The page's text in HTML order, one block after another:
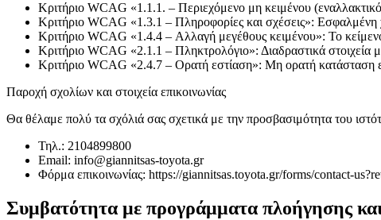
Κριτήριο WCAG «1.1.1. – Περιεχόμενο μη κειμένου
Κριτήριο WCAG «1.3.1 – Πληροφορίες και σχέσεις»: Εσφαλμένη
Κριτήριο WCAG «1.4.4 – Αλλαγή μεγέθους κειμένου»: Το
Κριτήριο WCAG «2.1.1 – Πληκτρολόγιο»: Διαδραστικά
Κριτήριο WCAG «2.4.7 – Ορατή εστίαση»: Μη ορατή κατάσταση
Παροχή σχολίων και στοιχεία επικοινωνίας
Θα θέλαμε πολύ τα σχόλιά σας σχετικά με την προσβασιμότητα του
Τηλ.: 2104899800
Email: info@giannitsas-toyota.gr
Φόρμα επικοινωνίας: https://giannitsas.toyota.gr/forms/contact-
Συμβατότητα με προγράμματα πλοήγησης και